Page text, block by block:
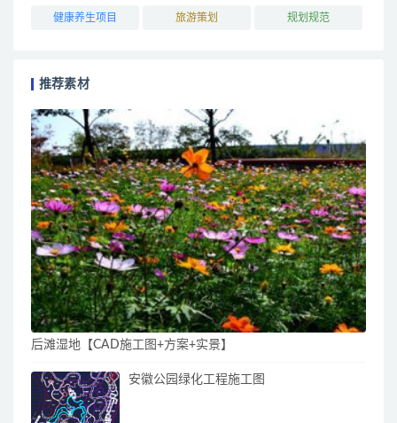
健康养生项目 旅游策划 规划规范
推荐素材
后滩湿地【CAD施工图+方案+实景】
安徽公园绿化工程施工图